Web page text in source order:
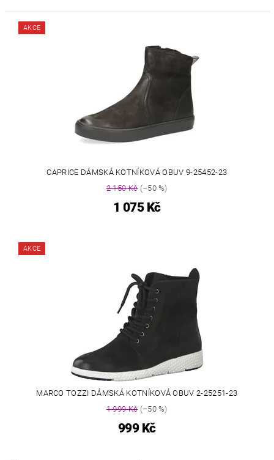
AKCE
CAPRICE DÁMSKÁ KOTNÍKOVÁ OBUV 9-25452-23
2 150 Kč(–50 %)
1 075 Kč
AKCE
MARCO TOZZI DÁMSKÁ KOTNÍKOVÁ OBUV 2-25251-23
1 999 Kč(–50 %)
999 Kč